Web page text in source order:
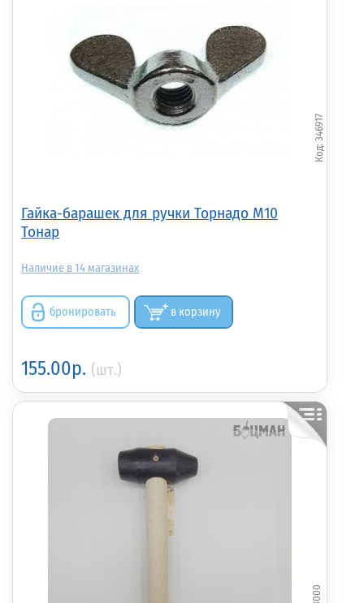
Гайка-барашек для ручки Торнадо М10
Тонар
346917
14
бронировать в корзину
155.00р. (шт.)